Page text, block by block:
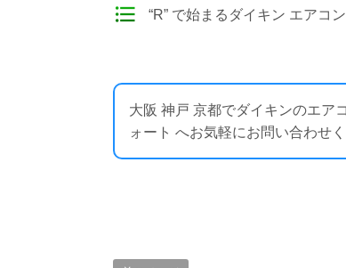
“R” で始まるダイキン エアコ
大阪 神戸 京都でダイキンのエア
ォート へお気軽にお問い合わせ